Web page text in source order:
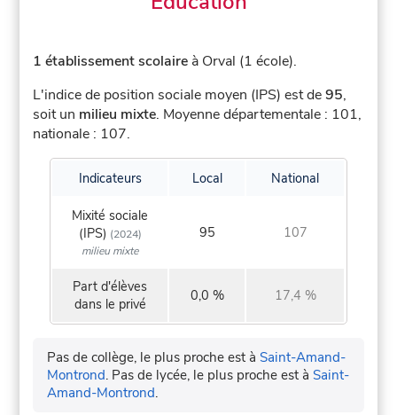
1 établissement scolaire à Orval (1 école).
L'indice de position sociale moyen (IPS) est de95,
soit un milieu mixte. Moyenne départementale : 101,
nationale : 107.
Indicateurs Local National
Mixité sociale
(IPS) (2024)
milieu mixte
95 107
Part d'élèves
dans le privé
0,0 % 17,4 %
Pas de collège, le plus proche est àSaint-Amand-
Montrond. Pas de lycée, le plus proche est àSaint-
Amand-Montrond.